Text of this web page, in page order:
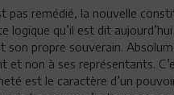
pas remédié, la nouvelle
logique qu’il est dit
son propre souverain.
et non à ses représentants.
est le caractère d’un